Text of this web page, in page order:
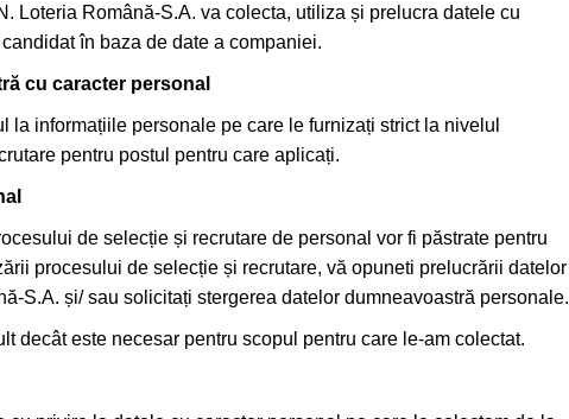
Loteria Română-S.A. va colecta, utiliza și prelucra datele cu
în baza de date a companiei.
cu caracter personal
informațiile personale pe care le furnizați strict la nivelul
pentru postul pentru care aplicați.
de selecție și recrutare de personal vor fi păstrate pentru
procesului de selecție și recrutare, vă opuneti prelucrării datelor
S.A. și/ sau solicitați stergerea datelor dumneavoastră personale.
decât este necesar pentru scopul pentru care le-am colectat.